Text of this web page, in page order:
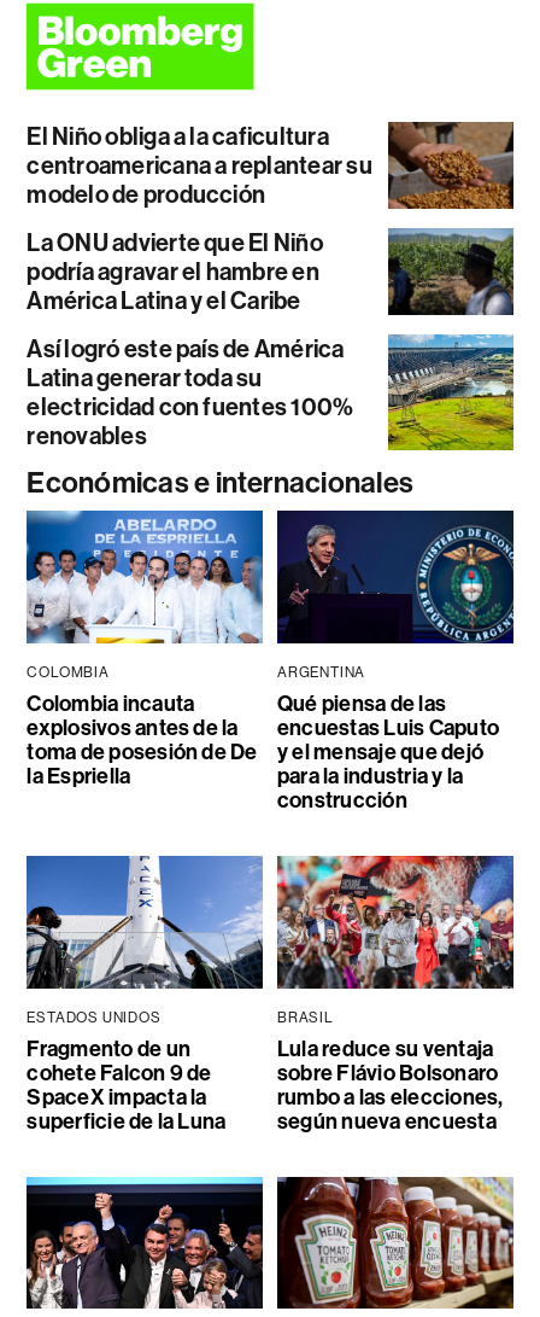
El Niño obliga a la caficultura
centroamericana a replantear su
modelo de producción
La ONU advierte que El Niño
podría agravar el hambre en
América Latina y el Caribe
Así logró este país de América
Latina generar toda su
electricidad con fuentes 100%
renovables
Económicas e internacionales
COLOMBIA
Colombia incauta
explosivos antes de la
toma de posesión de De
la Espriella
ARGENTINA
Qué piensa de las
encuestas Luis Caputo
y el mensaje que dejó
para la industria y la
construcción
ESTADOS UNIDOS
Fragmento de un
cohete Falcon 9 de
SpaceX impacta la
superficie de la Luna
BRASIL
Lula reduce su ventaja
sobre Flávio Bolsonaro
rumbo a las elecciones,
según nueva encuesta